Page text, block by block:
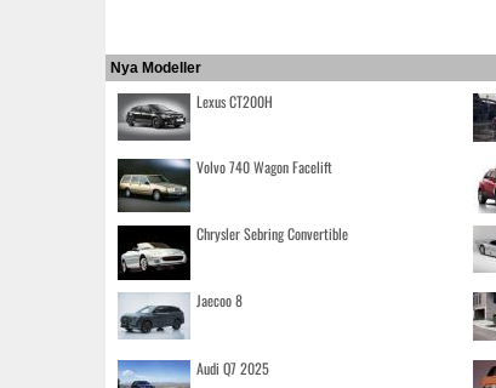
Nya Modeller
Lexus CT200H
Volvo 740 Wagon Facelift
Chrysler Sebring Convertible
Jaecoo 8
Audi Q7 2025